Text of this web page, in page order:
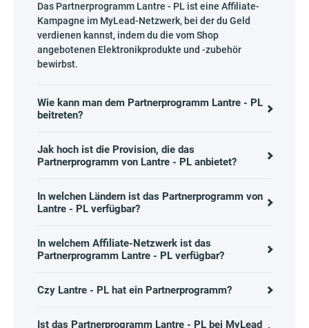
Das Partnerprogramm Lantre - PL ist eine Affiliate-
Kampagne im MyLead-Netzwerk, bei der du Geld
verdienen kannst, indem du die vom Shop
angebotenen Elektronikprodukte und -zubehör
bewirbst.
Wie kann man dem Partnerprogramm Lantre - PL
beitreten?
Jak hoch ist die Provision, die das
Partnerprogramm von Lantre - PL anbietet?
In welchen Ländern ist das Partnerprogramm von
Lantre - PL verfügbar?
In welchem Affiliate-Netzwerk ist das
Partnerprogramm Lantre - PL verfügbar?
Czy Lantre - PL hat ein Partnerprogramm?
Ist das Partnerprogramm Lantre - PL bei MyLead